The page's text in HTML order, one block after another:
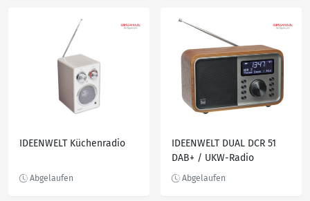
IDEENWELT Küchenradio
IDEENWELT DUAL DCR 51
DAB+ / UKW-Radio